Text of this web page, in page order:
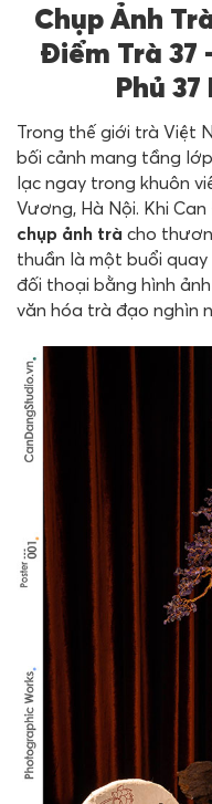
Chụp Ảnh
Điểm Trà 37
Phủ
Trong thế giới trà Việt
bối cảnh mang tầng
lạc ngay trong khuôn
Vương, Hà Nội. Khi
chụp ảnh trà cho
thuần là một buổi
đối thoại bằng hình
văn hóa trà đạo nghìn